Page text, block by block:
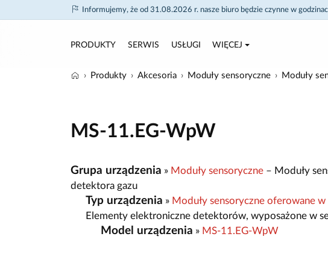
Informujemy, że od 31.08.2026 r. nasze biuro będzie czynne w
PRODUKTY SERWIS USŁUGI WIĘCEJ
Produkty Akcesoria Moduły sensoryczne Moduły
MS-11.EG-WpW
Grupa urządzenia » Moduły sensoryczne – Moduły
detektora gazu
Typ urządzenia » Moduły sensoryczne oferowane
Elementy elektroniczne detektorów, wyposażone w
Model urządzenia » MS-11.EG-WpW